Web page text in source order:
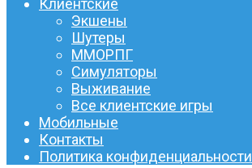
Клиентские
Экшены
Шутеры
ММОРПГ
Симуляторы
Выживание
Все клиентские игры
Мобильные
Контакты
Политика конфиденциальности